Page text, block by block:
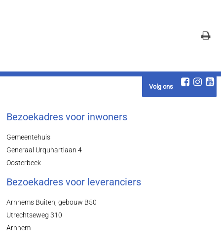
Volg ons
Bezoekadres voor inwoners
Gemeentehuis
Generaal Urquhartlaan 4
Oosterbeek
Bezoekadres voor leveranciers
Arnhems Buiten, gebouw B50
Utrechtseweg 310
Arnhem